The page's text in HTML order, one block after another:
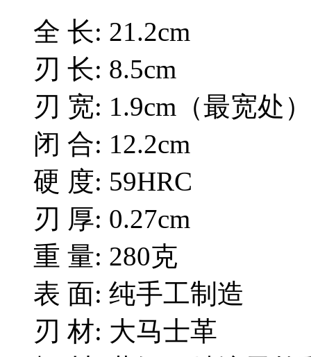
全 长: 21.2cm
刃 长: 8.5cm
刃 宽: 1.9cm（最宽处）
闭 合: 12.2cm
硬 度: 59HRC
刃 厚: 0.27cm
重 量: 280克
表 面: 纯手工制造
刃 材: 大马士革